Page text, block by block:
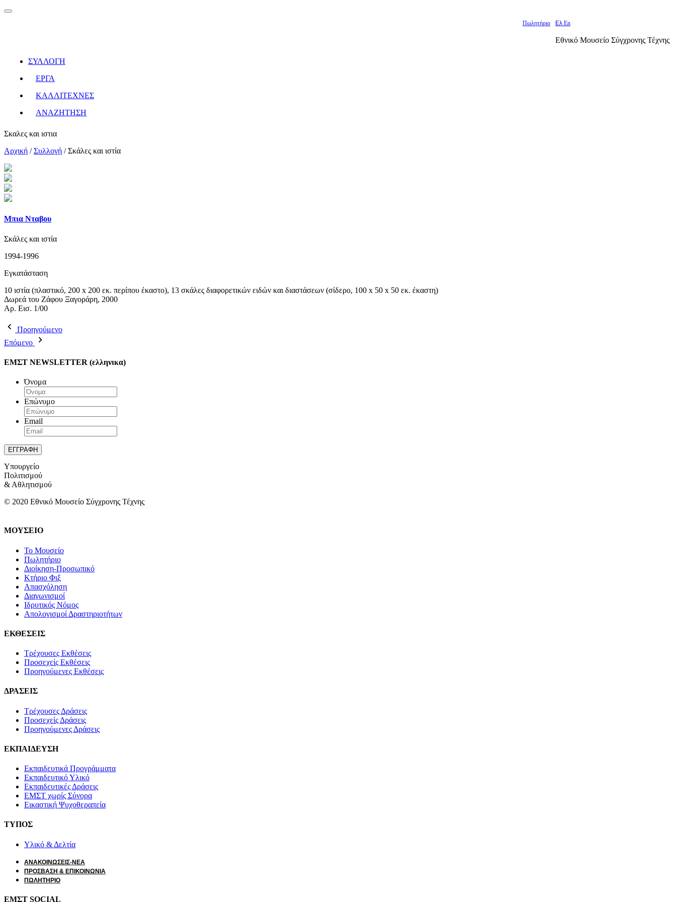
Πωλητήριο Ελ En
Εθνικό Μουσείο Σύγχρονης Τέχνης
ΣΥΛΛΟΓΗ
ΕΡΓΑ
ΚΑΛΛΙΤΕΧΝΕΣ
ΑΝΑΖΗΤΗΣΗ
Σκαλες και ιστια
Αρχική /Συλλογή /Σκάλες και ιστία
Μπια Νταβου
Σκάλες και ιστία
1994-1996
Εγκατάσταση
10 ιστία (πλαστικό, 200 x 200 εκ. περίπου έκαστο), 13 σκάλες διαφορετικών ειδών και διαστάσεων (σίδερο, 100 x 50 x 50 εκ. έκαστη)
Δωρεά του Ζάφου Ξαγοράρη, 2000
Αρ. Εισ. 1/00
Προηγούμενο
Επόμενο
ΕΜΣΤ NEWSLETTER (ελληνικα)
Όνομα
Επώνυμο
Email
Υπουργείο
Πολιτισμού
& Αθλητισμού
© 2020 Εθνικό Μουσείο Σύγχρονης Τέχνης
ΜΟΥΣΕΙΟ
Το Μουσείο
Πωλητήριο
Διοίκηση-Προσωπικό
Κτήριο Φιξ
Απασχόληση
Διαγωνισμοί
Ιδρυτικός Νόμος
Απολογισμοί Δραστηριοτήτων
ΕΚΘΕΣΕΙΣ
Τρέχουσες Εκθέσεις
Προσεχείς Εκθέσεις
Προηγούμενες Εκθέσεις
ΔΡΑΣΕΙΣ
Τρέχουσες Δράσεις
Προσεχείς Δράσεις
Προηγούμενες Δράσεις
ΕΚΠΑΙΔΕΥΣΗ
Εκπαιδευτικά Προγράμματα
Εκπαιδευτικό Υλικό
Εκπαιδευτικές Δράσεις
ΕΜΣΤ χωρίς Σύνορα
Εικαστική Ψυχοθεραπεία
ΤΥΠΟΣ
Υλικό & Δελτία
ΑΝΑΚΟΙΝΩΣΕΙΣ-ΝΕΑ
ΠΡΟΣΒΑΣΗ & ΕΠΙΚΟΙΝΩΝΙΑ
ΠΩΛΗΤΗΡΙΟ
ΕΜΣΤ SOCIAL